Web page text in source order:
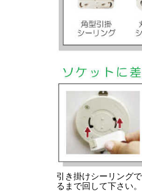
引き掛けシーリング
るまで回して下さい